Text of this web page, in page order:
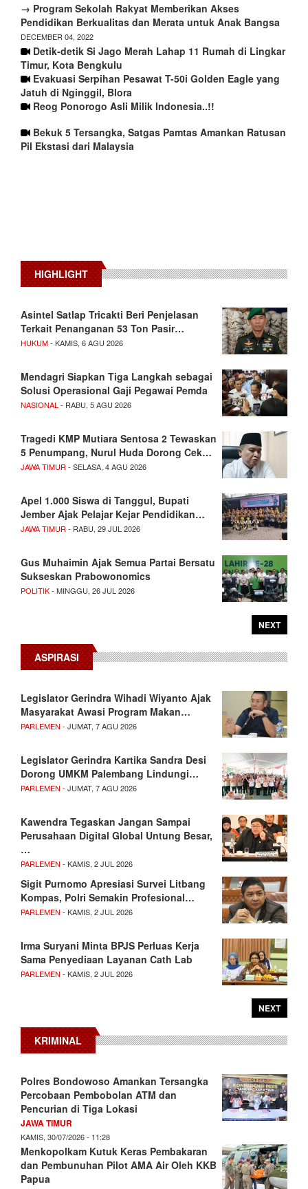
→ Program Sekolah Rakyat Memberikan Akses
Pendidikan Berkualitas dan Merata untuk Anak Bangsa
DECEMBER 04, 2022
Detik-detik Si Jago Merah Lahap 11 Rumah di Lingkar
Timur, Kota Bengkulu
Evakuasi Serpihan Pesawat T-50i Golden Eagle yang
Jatuh di Nginggil, Blora
Reog Ponorogo Asli Milik Indonesia..!!
Bekuk 5 Tersangka, Satgas Pamtas Amankan Ratusan
Pil Ekstasi dari Malaysia
HIGHLIGHT
Asintel Satlap Tricakti Beri Penjelasan
Terkait Penanganan 53 Ton Pasir…
HUKUM- KAMIS, 6 AGU 2026
Mendagri Siapkan Tiga Langkah sebagai
Solusi Operasional Gaji Pegawai Pemda
NASIONAL - RABU, 5 AGU 2026
Tragedi KMP Mutiara Sentosa 2 Tewaskan
5 Penumpang, Nurul Huda Dorong Cek…
JAWA TIMUR - SELASA, 4 AGU 2026
Apel 1.000 Siswa di Tanggul, Bupati
Jember Ajak Pelajar Kejar Pendidikan…
JAWA TIMUR - RABU, 29 JUL 2026
Gus Muhaimin Ajak Semua Partai Bersatu
Sukseskan Prabowonomics
POLITIK- MINGGU, 26 JUL 2026
NEXT
ASPIRASI
Legislator Gerindra Wihadi Wiyanto Ajak
Masyarakat Awasi Program Makan…
PARLEMEN - JUMAT, 7 AGU 2026
Legislator Gerindra Kartika Sandra Desi
Dorong UMKM Palembang Lindungi…
PARLEMEN - JUMAT, 7 AGU 2026
Kawendra Tegaskan Jangan Sampai
Perusahaan Digital Global Untung Besar,
…
PARLEMEN - KAMIS, 2 JUL 2026
Sigit Purnomo Apresiasi Survei Litbang
Kompas, Polri Semakin Profesional…
PARLEMEN - KAMIS, 2 JUL 2026
Irma Suryani Minta BPJS Perluas Kerja
Sama Penyediaan Layanan Cath Lab
PARLEMEN - KAMIS, 2 JUL 2026
NEXT
KRIMINAL
Polres Bondowoso Amankan Tersangka
Percobaan Pembobolan ATM dan
Pencurian di Tiga Lokasi
JAWA TIMUR
KAMIS, 30/07/2026 - 11:28
Menkopolkam Kutuk Keras Pembakaran
dan Pembunuhan Pilot AMA Air Oleh KKB
Papua